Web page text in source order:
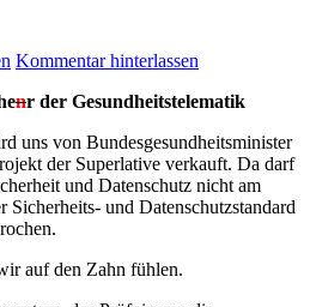
Kommentar hinterlassen
nr der Gesundheitstelematik
uns von Bundesgesundheitsminister
der Superlative verkauft. Da darf
und Datenschutz nicht am
Sicherheits- und Datenschutzstandard
auf den Zahn fühlen.